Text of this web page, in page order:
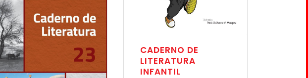
CADERNO DE
LITERATURA
INFANTIL